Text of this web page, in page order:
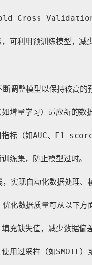
Cross Validation
可利用预训练模型，减
调整模型以保持较高的
增量学习）适应新的数
标（如AUC、F1-score
练集，防止模型过时。
，实现自动化数据处理
化数据质量可从以下方
充缺失值，减少数据偏差
用过采样（如SMOTE）